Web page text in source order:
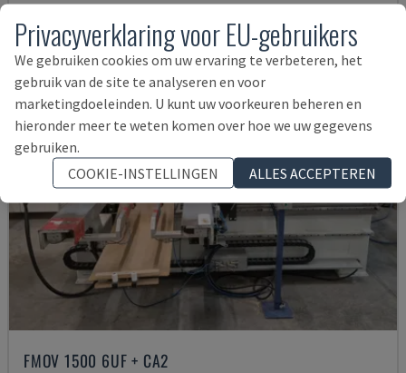
FMOV 1500 6UF + CA2
Privacyverklaring voor EU-gebruikers
We gebruiken cookies om uw ervaring te verbeteren, het
gebruik van de site te analyseren en voor
marketingdoeleinden. U kunt uw voorkeuren beheren en
hieronder meer te weten komen over hoe we uw gegevens
gebruiken.
COOKIE-INSTELLINGEN
ALLES ACCEPTEREN